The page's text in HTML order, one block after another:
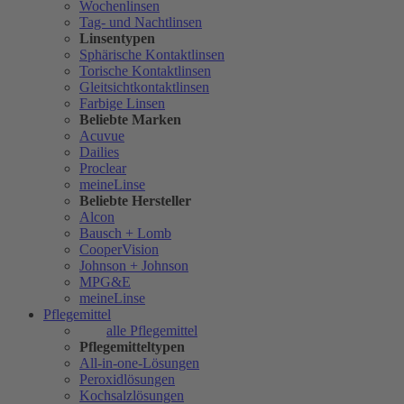
Wochenlinsen
Tag- und Nachtlinsen
Linsentypen
Sphärische Kontaktlinsen
Torische Kontaktlinsen
Gleitsichtkontaktlinsen
Farbige Linsen
Beliebte Marken
Acuvue
Dailies
Proclear
meineLinse
Beliebte Hersteller
Alcon
Bausch + Lomb
CooperVision
Johnson + Johnson
MPG&E
meineLinse
Pflegemittel
alle Pflegemittel
Pflegemitteltypen
All-in-one-Lösungen
Peroxidlösungen
Kochsalzlösungen